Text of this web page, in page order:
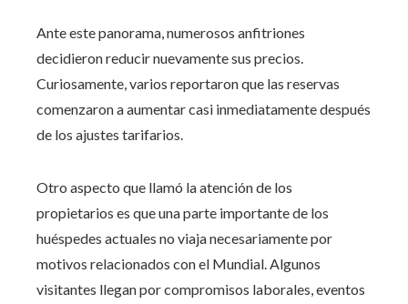
Ante este panorama, numerosos anfitriones
decidieron reducir nuevamente sus precios.
Curiosamente, varios reportaron que las reservas
comenzaron a aumentar casi inmediatamente después
de los ajustes tarifarios.
Otro aspecto que llamó la atención de los
propietarios es que una parte importante de los
huéspedes actuales no viaja necesariamente por
motivos relacionados con el Mundial. Algunos
visitantes llegan por compromisos laborales, eventos